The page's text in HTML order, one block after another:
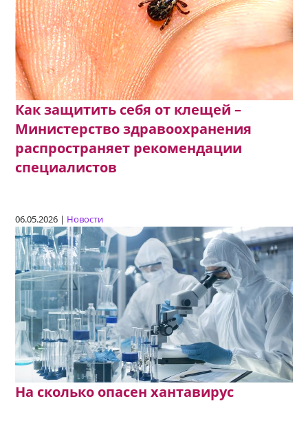
Как защитить себя от клещей –
Министерство здравоохранения
распространяет рекомендации
специалистов
06.05.2026 | Новости
На сколько опасен хантавирус